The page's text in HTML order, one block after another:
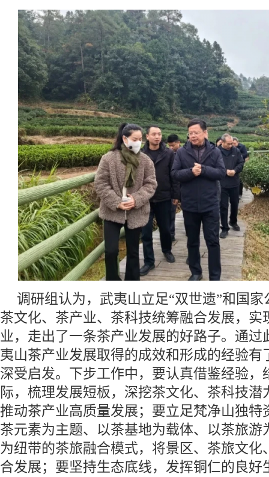
调研组认为，武夷山立足“双世遗”和国
茶文化、茶产业、茶科技统筹融合发展，实
业，走出了一条茶产业发展的好路子。通过
夷山茶产业发展取得的成效和形成的经验有
深受启发。下步工作中，要认真借鉴经验，
际，梳理发展短板，深挖茶文化、茶科技潜
推动茶产业高质量发展；要立足梵净山独特
茶元素为主题、以茶基地为载体、以茶旅游
为纽带的茶旅融合模式，将景区、茶旅文化
合发展；要坚持生态底线，发挥铜仁的良好